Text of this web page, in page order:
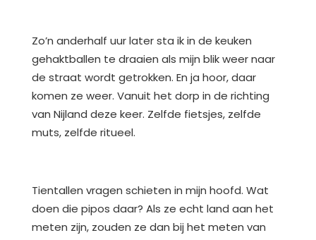
Zo’n anderhalf uur later sta ik in de keuken
gehaktballen te draaien als mijn blik weer naar
de straat wordt getrokken. En ja hoor, daar
komen ze weer. Vanuit het dorp in de richting
van Nijland deze keer. Zelfde fietsjes, zelfde
muts, zelfde ritueel.
Tientallen vragen schieten in mijn hoofd. Wat
doen die pipos daar? Als ze echt land aan het
meten zijn, zouden ze dan bij het meten van